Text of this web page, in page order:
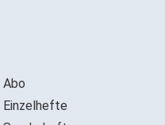
Abo
Einzelhefte